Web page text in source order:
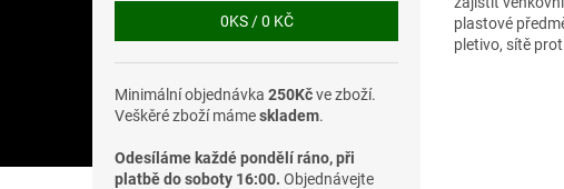
0KS /0 KČ
Minimální objednávka 250Kčve zboží.
Veškěré zboží mámeskladem.
Odesíláme každé pondělí ráno, při
platbě do soboty 16:00. Objednávejte
plastové
pletivo, sítě